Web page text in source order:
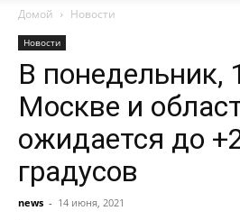
Домой Новости
Новости
В понедельник,
Москве и
ожидается до
градусов
news - 14 июня, 2021